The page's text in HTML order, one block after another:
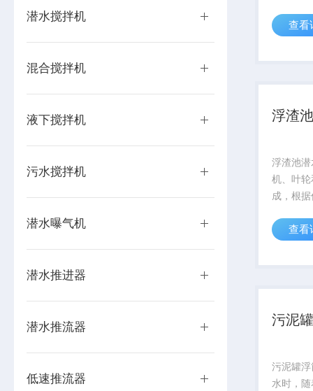
潜水搅拌机
混合搅拌机
液下搅拌机
污水搅拌机
潜水曝气机
潜水推进器
潜水推流器
低速推流器
景观水
水体质
查看
浮渣
浮渣池
机、叶
成，根
和低速
采用直
查看
污泥
污泥罐
水时，